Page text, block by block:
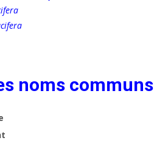
noms communs